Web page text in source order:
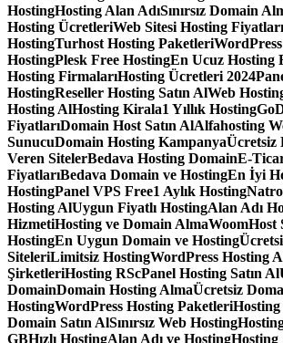
HostingHosting Alan AdıSınırsız Domain
Hosting ÜcretleriWeb Sitesi Hosting Fiyatları
HostingTurhost Hosting Paketleri
HostingPlesk Free HostingEn Ucuz Hosting
Hosting FirmalarıHosting Ücretleri 2024
HostingReseller Hosting Satın AlWeb
Hosting AlHosting Kirala1 Yıllık Hosting
FiyatlarıDomain Host Satın AlAlfahosting
SunucuDomain Hosting KampanyaÜcretsiz
Veren SitelerBedava Hosting DomainE-
FiyatlarıBedava Domain ve HostingEn İyi
HostingPanel VPS Free1 Aylık Hosting
Hosting AlUygun Fiyatlı HostingAlan Adı
HizmetiHosting ve Domain AlmaWoomHost
HostingEn Uygun Domain ve Hosting
SiteleriLimitsiz HostingWordPress Hosting
ŞirketleriHosting RScPanel Hosting Satın Al
DomainDomain Hosting AlmaÜcretsiz
HostingWordPress Hosting Paketleri
Domain Satın AlSınırsız Web Hosting
GBHızlı HostingAlan Adı ve HostingHosting